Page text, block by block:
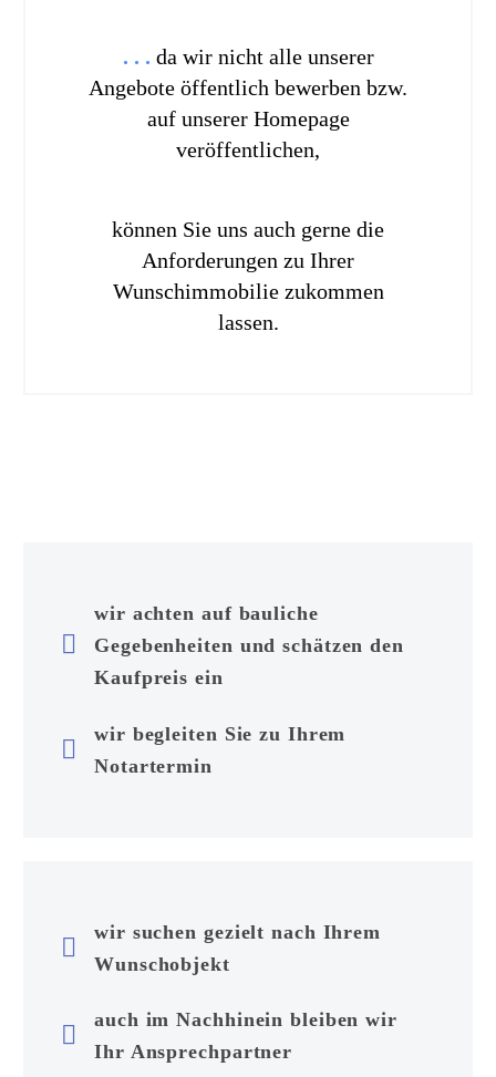
. . . da wir nicht alle unserer
Angebote öffentlich bewerben bzw.
auf unserer Homepage
veröffentlichen,
können Sie uns auch gerne die
Anforderungen zu Ihrer
Wunschimmobilie zukommen
lassen.


wir achten auf bauliche
Gegebenheiten und schätzen den
Kaufpreis ein


wir begleiten Sie zu Ihrem
Notartermin


wir suchen gezielt nach Ihrem
Wunschobjekt


auch im Nachhinein bleiben wir
Ihr Ansprechpartner